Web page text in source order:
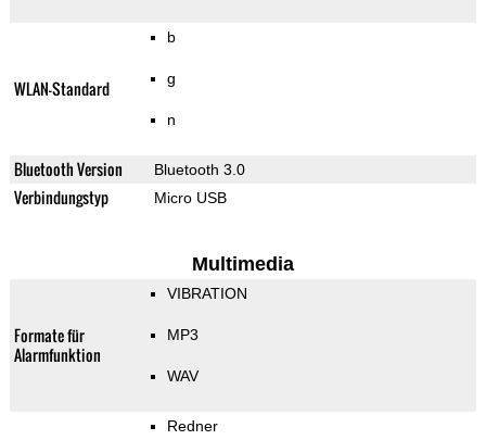
WLAN-Standard
b
g
n
Bluetooth Version Bluetooth 3.0
Verbindungstyp Micro USB
Multimedia
Formate für
Alarmfunktion
VIBRATION
MP3
WAV
Redner